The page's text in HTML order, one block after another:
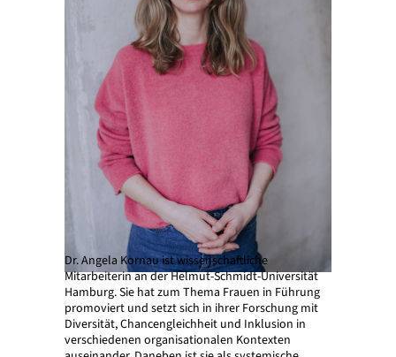
Dr. Angela Kornau ist wissenschaftliche
Mitarbeiterin an der Helmut-Schmidt-Universität
Hamburg. Sie hat zum Thema Frauen in Führung
promoviert und setzt sich in ihrer Forschung mit
Diversität, Chancengleichheit und Inklusion in
verschiedenen organisationalen Kontexten